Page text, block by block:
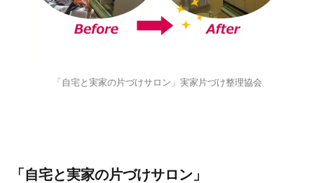
「自宅と実家の片づけサロン」実家片づけ整理協会
「自宅と実家の片づけサロン」